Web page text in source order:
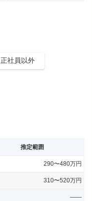
正社員以外
推定範囲
290〜480万円
310〜520万円
——